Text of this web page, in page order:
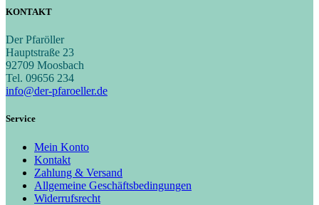
KONTAKT
Der Pfaröller
Hauptstraße 23
92709 Moosbach
Tel. 09656 234
info@der-pfaroeller.de
Service
Mein Konto
Kontakt
Zahlung & Versand
Allgemeine Geschäftsbedingungen
Widerrufsrecht